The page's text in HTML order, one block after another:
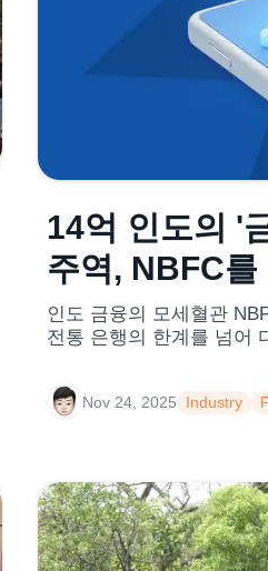
14억 인도의 '
주역, NBFC
인도 금융의 모세혈관
전통 은행의 한계를 넘어
Nov 24, 2025 Industry